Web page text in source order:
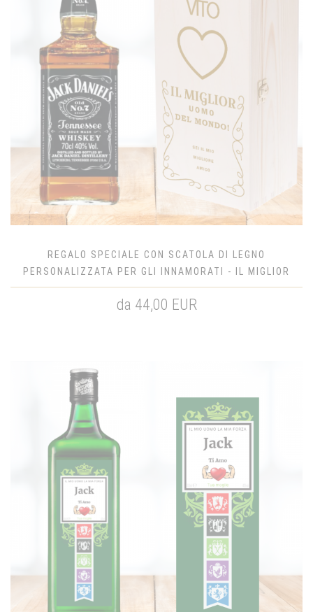
REGALO SPECIALE CON SCATOLA DI LEGNO
PERSONALIZZATA PER GLI INNAMORATI - IL MIGLIOR
UOMO DEL MONDO JACK DANIEL'S
da 44,00 EUR